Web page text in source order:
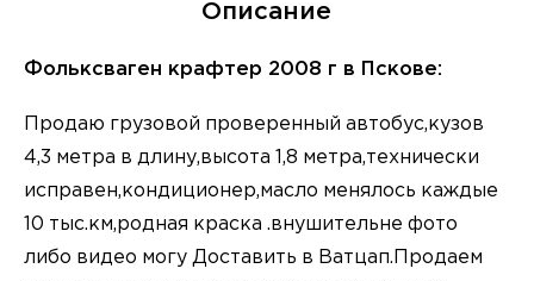
Описание
Фольксваген крафтер 2008 г в Пскове:
Продаю грузовой проверенный автобус,кузов
4,3 метра в длину,высота 1,8 метра,технически
исправен,кондиционер,масло менялось каждые
10 тыс.км,родная краска .внушительне фото
либо видео могу Доставить в Ватцап.Продаем